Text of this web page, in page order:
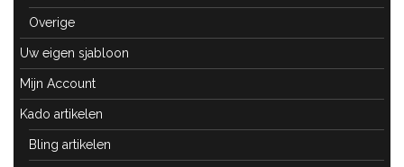
Overige
Uw eigen sjabloon
Mijn Account
Kado artikelen
Bling artikelen